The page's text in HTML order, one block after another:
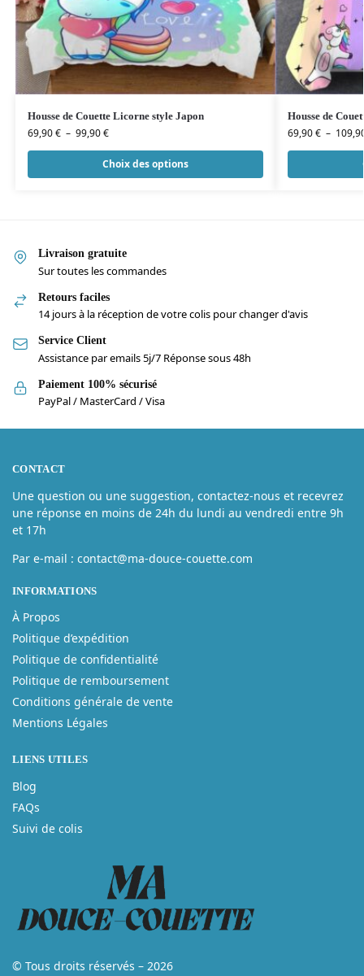
Housse de Couette Licorne style Japon
69,90€ – 99,90€
Choix des options
Housse de
69,90€ –
Livraison gratuite
Sur toutes les commandes
Retours faciles
14 jours à la réception de votre colis pour changer d'avis
Service Client
Assistance par emails 5j/7 Réponse sous 48h
Paiement 100% sécurisé
PayPal / MasterCard / Visa
CONTACT
Une question ou une suggestion, contactez-nous et recevrez
une réponse en moins de 24h du lundi au vendredi entre 9h
et 17h
Par e-mail : contact@ma-douce-couette.com
INFORMATIONS
À Propos
Politique d’expédition
Politique de confidentialité
Politique de remboursement
Conditions générale de vente
Mentions Légales
LIENS UTILES
Blog
FAQs
Suivi de colis
© Tous droits réservés – 2026